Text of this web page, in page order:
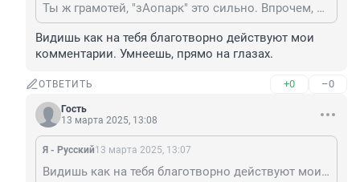
Ты ж грамотей, "зАопарк" это сильно. Впрочем, заметно, как ты с утра стараешься побить свой рекорд по комментариям. Некогда думать
Видишь как на тебя благотворно действуют мои
комментарии. Умнеешь, прямо на глазах.
ОТВЕТИТЬ +0 –0
Гость
13 марта 2025, 13:08
Я - Русский13 марта 2025, 13:07
Видишь как на тебя благотворно действуют мои комментарии. Умнеешь, прямо на глазах.